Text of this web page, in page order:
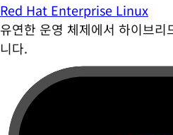
Red Hat Enterprise Linux
유연한 운영 체제에서 하이브
니다.